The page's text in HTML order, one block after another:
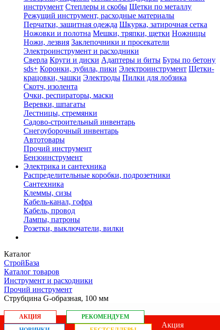
инструмент Степлеры и скобы Щетки по металлу
Режущий инструмент, расходные материалы
Перчатки, защитная одежда Шкурка, затирочная сетка
Ножовки и полотна Мешки, тряпки, щетки Ножницы
Ножи, лезвия Заклепочники и просекатели
Электроинструмент и расходники
Сверла Круги и диски Адаптеры и биты Буры по бетону
sds+ Коронки, зубила, пики Электроинструмент Щетки-
крацовки, чашки Электроды Пилки для лобзика
Скотч, изолента
Очки, респираторы, маски
Веревки, шпагаты
Лестницы, стремянки
Садово-строительный инвентарь
Снегоуборочный инвентарь
Автотовары
Прочий инструмент
Бензоинструмент
Электрика и сантехника
Распределительные коробки, подрозетники
Сантехника
Клеммы, сизы
Кабель-канал, гофра
Кабель, провод
Лампы, патроны
Розетки, выключатели, вилки
Каталог
СтройБаза
Каталог товаров
Инструмент и расходники
Прочий инструмент
Струбцина G-образная, 100 мм
АКЦИЯ
РЕКОМЕНДУЕМ
Акция